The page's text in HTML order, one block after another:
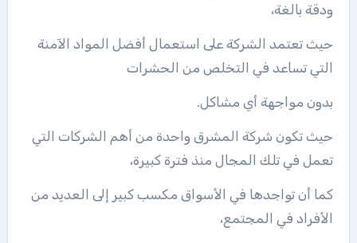
ودقة بالغة،
حيث تعتمد الشركة على استعمال أفضل المواد الآمنة
التي تساعد في التخلص من الحشرات
بدون مواجهة أي مشاكل.
حيث تكون شركة المشرق واحدة من أهم الشركات التي
تعمل في تلك المجال منذ فترة كبيرة،
كما أن تواجدها في الأسواق مكسب كبير إلى العديد من
الأفراد في المجتمع،